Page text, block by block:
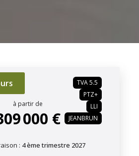
TVA 5.5
PTZ+
LLI
JEANBRUN
à partir de
000 €
: 4 ème trimestre 2027